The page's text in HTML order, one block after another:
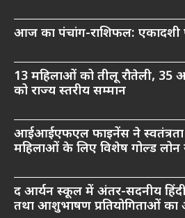
आज का पंचांग-राशिफल: एकादशी
13 महिलाओं को तीलू रौतेली, 35
को राज्य स्तरीय सम्मान
आईआईएफएल फाइनेंस ने
महिलाओं के लिए विशेष गोल्ड
द आर्यन स्कूल में अंतर-सदनीय हिंदी
तथा आशुभाषण प्रतियोगिताओं